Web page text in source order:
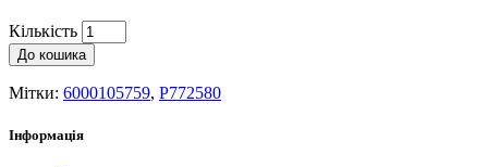
Кількість
До кошика
Мітки: 6000105759, P772580
Інформація